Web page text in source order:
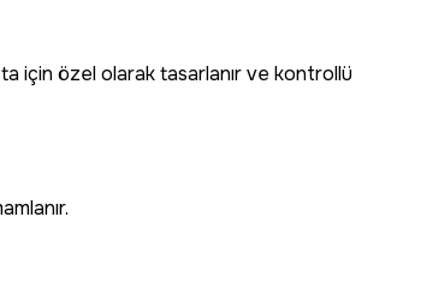
için özel olarak tasarlanır ve kontrollü